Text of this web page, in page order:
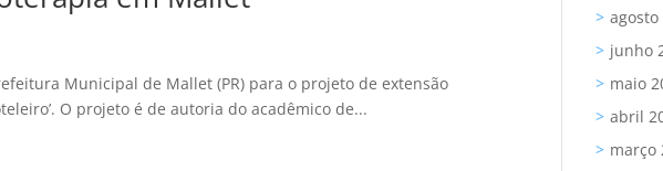
Municipal de Mallet (PR) para o projeto de extensão
O projeto é de autoria do acadêmico de...
agosto
junho
maio
abril
março